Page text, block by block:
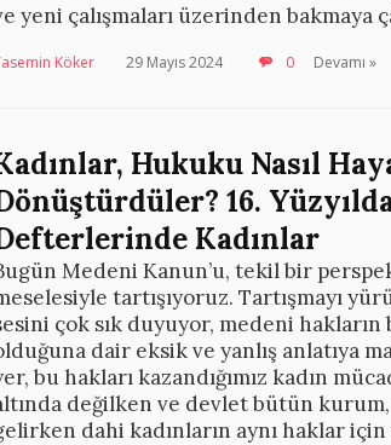
yeni çalışmaları üzerinden bakmaya
Köker 29 Mayıs 2024 0 Devamı »
Hukuku Nasıl
16.
Kadınlar
Medeni Kanun’u, tekil bir
tartışıyoruz. Tartışmayı
çok sık duyuyor, medeni
dair eksik ve yanlış anlatıya
bu hakları kazandığımız kadın
değilken ve devlet bütün
dahi kadınların aynı haklar